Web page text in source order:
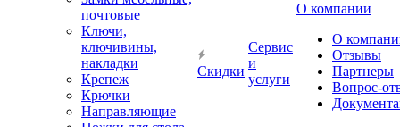
почтовые
Ключи,
ключивины,
накладки
Крепеж
Крючки
Направляющие
Скидки
Сервис
и
услуги
О компании
О
Отзывы
Партнеры
Вопрос-